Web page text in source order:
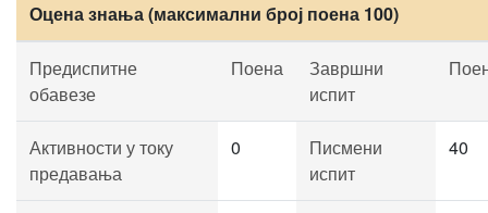
Оцена знања (максимални број поена 100)
Предиспитне
обавезе
Поена
Завршни
испит
Активности у току
предавања
0
Писмени
испит
40